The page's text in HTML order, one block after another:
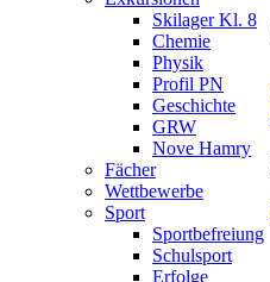
Skilager Kl. 8
Chemie
Physik
Profil PN
Geschichte
GRW
Nove Hamry
Fächer
Wettbewerbe
Sport
Sportbefreiung
Schulsport
Erfolge